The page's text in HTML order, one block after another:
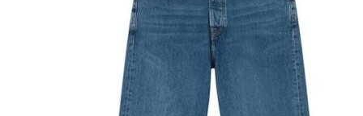
2,598 kr..
er:
1,949 kr..